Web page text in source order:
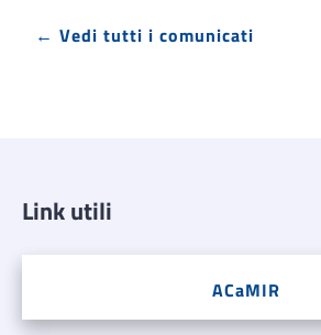
← Vedi tutti i comunicati
Link utili
ACaMIR